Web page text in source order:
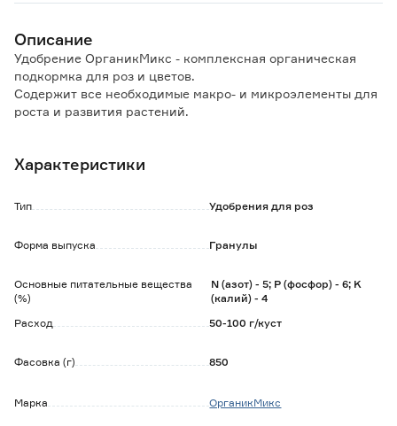
Описание
Удобрение ОрганикМикс - комплексная органическая
подкормка для роз и цветов.
Содержит все необходимые макро- и микроэлементы для
роста и развития растений.
45 дней.
Особенности и преимущества:
- уменьшает риск возникновения заболеваний;
- восстанавливает плодородие почвы.
Способ применения:
растения, замульчировать, обильно полить.
растения в горшках - 5 г/1 л грунта.
Характеристики
Тип Удобрения для роз
Форма выпуска Гранулы
Основные питательные вещества
(%)
N (азот) - 5; P (фосфор) - 6; K
(калий) - 4
Расход
50-100 г/куст
Фасовка (г) 850
Марка ОрганикМикс